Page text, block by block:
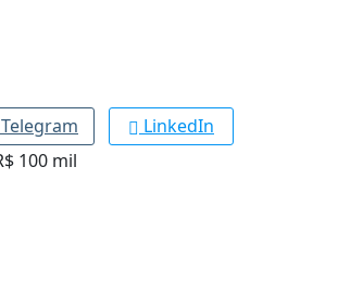
Telegram LinkedIn